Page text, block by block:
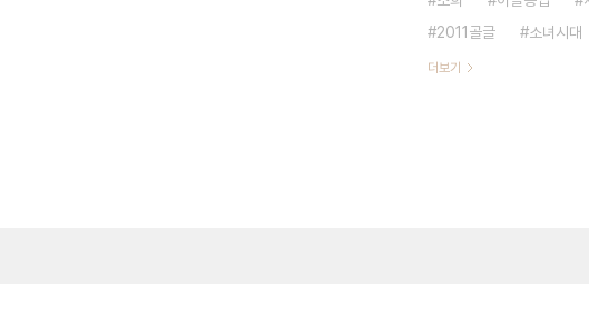
2011골글
소녀시대
더보기